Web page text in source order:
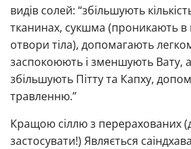
видів солей: “збільшують
тканинах, сукшма (проникають в
отвори тіла), допомагають
заспокоюють і зменшують Вату,
збільшують Пітту та Капху,
травленню.”
Кращою сіллю з перерахованих
застосувати!) Являється